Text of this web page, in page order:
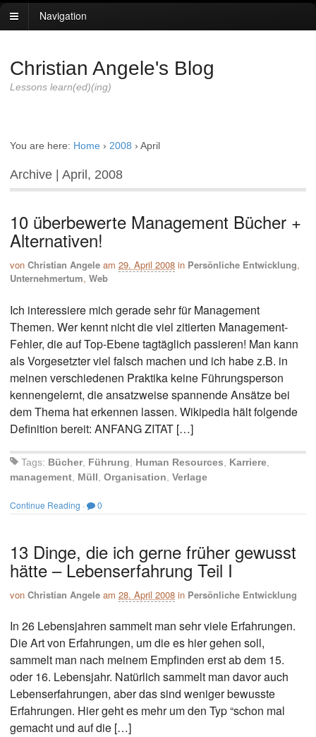
Navigation
Christian Angele's Blog
Lessons learn(ed)(ing)
You are here: Home › 2008 › April
Archive | April, 2008
10 überbewerte Management Bücher +
Alternativen!
von Christian Angele am 29. April 2008 in Persönliche Entwicklung,
Unternehmertum, Web
Ich interessiere mich gerade sehr für Management
Themen. Wer kennt nicht die viel zitierten Management-
Fehler, die auf Top-Ebene tagtäglich passieren! Man kann
als Vorgesetzter viel falsch machen und ich habe z.B. in
meinen verschiedenen Praktika keine Führungsperson
kennengelernt, die ansatzweise spannende Ansätze bei
dem Thema hat erkennen lassen. Wikipedia hält folgende
Definition bereit: ANFANG ZITAT […]
Tags: Bücher, Führung, Human Resources, Karriere,
management, Müll, Organisation, Verlage
Continue Reading · 0
13 Dinge, die ich gerne früher gewusst
hätte – Lebenserfahrung Teil I
von Christian Angele am 28. April 2008 in Persönliche Entwicklung
In 26 Lebensjahren sammelt man sehr viele Erfahrungen.
Die Art von Erfahrungen, um die es hier gehen soll,
sammelt man nach meinem Empfinden erst ab dem 15.
oder 16. Lebensjahr. Natürlich sammelt man davor auch
Lebenserfahrungen, aber das sind weniger bewusste
Erfahrungen. Hier geht es mehr um den Typ “schon mal
gemacht und auf die […]